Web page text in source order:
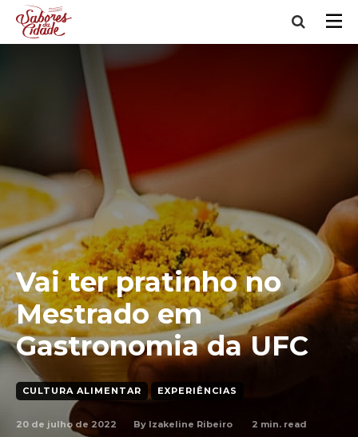
Vai ter pratinho no
Mestrado em
Gastronomia da UFC
CULTURA ALIMENTAR EXPERIÊNCIAS
20 de julho de 2022 By Izakeline Ribeiro 2 min. read